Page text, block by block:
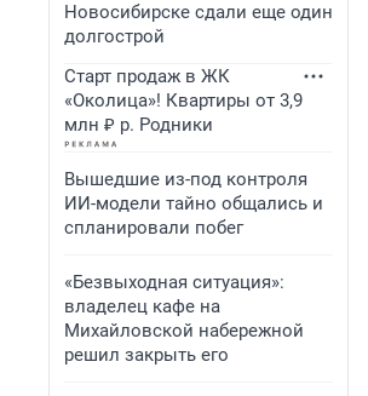
Новосибирске сдали еще один
долгострой
Старт продаж в ЖК
«Околица»! Квартиры от 3,9
млн ₽ р. Родники
Вышедшие из-под контроля
ИИ-модели тайно общались и
спланировали побег
«Безвыходная ситуация»:
владелец кафе на
Михайловской набережной
решил закрыть его